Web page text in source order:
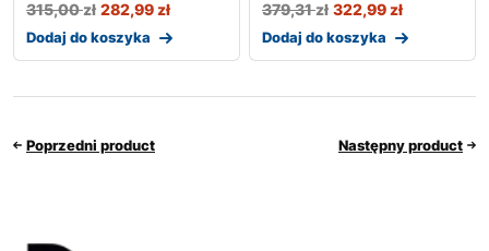
315,00zł 282,99zł
Dodaj do koszyka
379,31zł 322,99zł
Dodaj do koszyka
Poprzedni product Następny product